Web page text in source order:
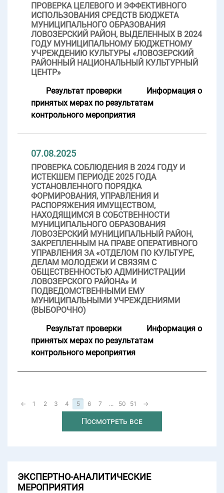
ПРОВЕРКА ЦЕЛЕВОГО И ЭФФЕКТИВНОГО
ИСПОЛЬЗОВАНИЯ СРЕДСТВ БЮДЖЕТА
МУНИЦИПАЛЬНОГО ОБРАЗОВАНИЯ
ЛОВОЗЕРСКИЙ РАЙОН, ВЫДЕЛЕННЫХ В 2024
ГОДУ МУНИЦИПАЛЬНОМУ БЮДЖЕТНОМУ
УЧРЕЖДЕНИЮ КУЛЬТУРЫ «ЛОВОЗЕРСКИЙ
РАЙОННЫЙ НАЦИОНАЛЬНЫЙ КУЛЬТУРНЫЙ
ЦЕНТР»
Результат проверки
Информация о
принятых мерах по результатам
контрольного мероприятия
07.08.2025
ПРОВЕРКА СОБЛЮДЕНИЯ В 2024 ГОДУ И
ИСТЕКШЕМ ПЕРИОДЕ 2025 ГОДА
УСТАНОВЛЕННОГО ПОРЯДКА
ФОРМИРОВАНИЯ, УПРАВЛЕНИЯ И
РАСПОРЯЖЕНИЯ ИМУЩЕСТВОМ,
НАХОДЯЩИМСЯ В СОБСТВЕННОСТИ
МУНИЦИПАЛЬНОГО ОБРАЗОВАНИЯ
ЛОВОЗЕРСКИЙ МУНИЦИПАЛЬНЫЙ РАЙОН,
ЗАКРЕПЛЕННЫМ НА ПРАВЕ ОПЕРАТИВНОГО
УПРАВЛЕНИЯ ЗА «ОТДЕЛОМ ПО КУЛЬТУРЕ,
ДЕЛАМ МОЛОДЕЖИ И СВЯЗЯМ С
ОБЩЕСТВЕННОСТЬЮ АДМИНИСТРАЦИИ
ЛОВОЗЕРСКОГО РАЙОНА» И
ПОДВЕДОМСТВЕННЫМИ ЕМУ
МУНИЦИПАЛЬНЫМИ УЧРЕЖДЕНИЯМИ
(ВЫБОРОЧНО)
Результат проверки
Информация о
принятых мерах по результатам
контрольного мероприятия
← 1 2 3 4 5 6 7 ... 50 51 →
Посмотреть все
ЭКСПЕРТНО-АНАЛИТИЧЕСКИЕ
МЕРОПРИЯТИЯ